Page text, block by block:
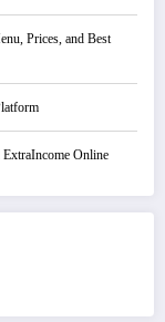
Prices, and Best
ExtraIncome Online